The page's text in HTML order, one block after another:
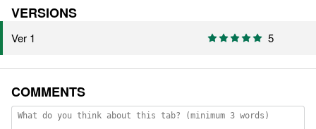
VERSIONS
Ver 1 5
COMMENTS